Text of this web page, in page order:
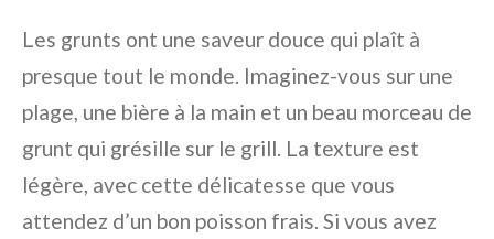
Les grunts ont une saveur douce qui plaît à
presque tout le monde. Imaginez-vous sur une
plage, une bière à la main et un beau morceau de
grunt qui grésille sur le grill. La texture est
légère, avec cette délicatesse que vous
attendez d’un bon poisson frais. Si vous avez